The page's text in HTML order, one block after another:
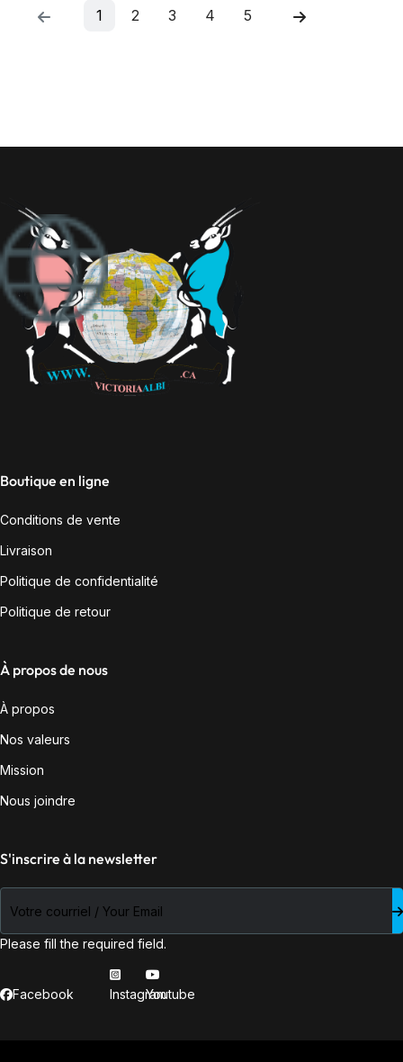
1 2 3 4 5
Boutique en ligne
Conditions de vente
Livraison
Politique de confidentialité
Politique de retour
À propos de nous
À propos
Nos valeurs
Mission
Nous joindre
S'inscrire à la newsletter
Please fill the required field.
Facebook InstagramYoutube